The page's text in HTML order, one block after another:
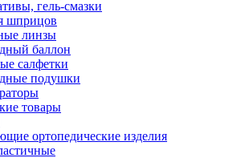
гель-смазки
шприцов
линзы
баллон
салфетки
подушки
товары
ортопедические изделия